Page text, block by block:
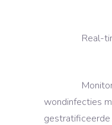
Real-
wondinfecties